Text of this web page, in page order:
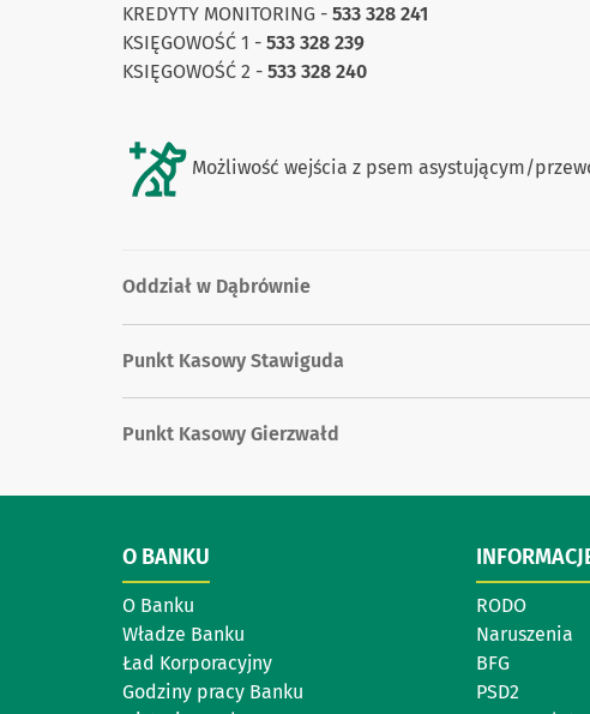
KREDYTY MONITORING - 533 328 241
KSIĘGOWOŚĆ 1 - 533 328 239
KSIĘGOWOŚĆ 2 - 533 328 240
Możliwość wejścia z psem asystującym/
Oddział w Dąbrównie
Punkt Kasowy Stawiguda
Punkt Kasowy Gierzwałd
O BANKU
O Banku
Władze Banku
Ład Korporacyjny
Godziny pracy Banku
RODO
Naruszenia
BFG
PSD2